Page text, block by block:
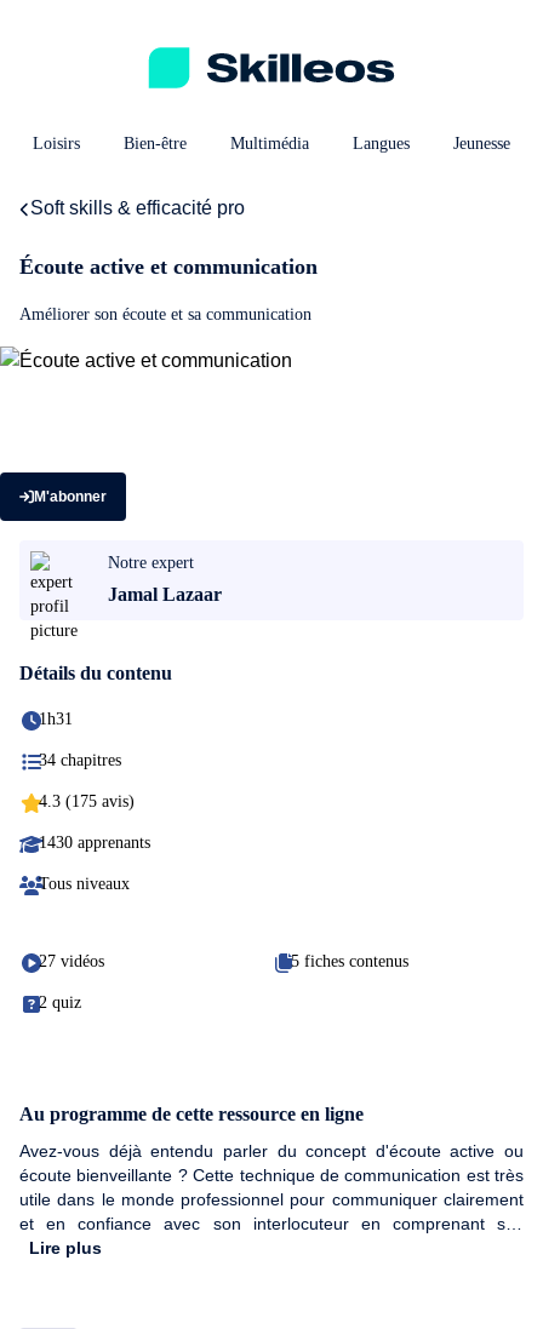
Loisirs Bien-être Multimédia Langues Jeunesse
Soft skills & efficacité pro
Écoute active et communication
Améliorer son écoute et sa communication
M'abonner
Notre expert
Jamal Lazaar
Détails du contenu
1h31
34 chapitres
4.3 (175 avis)
1430 apprenants
Tous niveaux
27 vidéos 5 fiches contenus
2 quiz
Au programme de cette ressource en ligne
Avez-vous déjà entendu parler du concept d'écoute active ou
écoute bienveillante ? Cette technique de communication est très
utile dans le monde professionnel pour communiquer clairement
et en confiance avec son interlocuteur en comprenant ses
émotions et ses sentiments. Accompagné de l'expert Jamal
Lire plus